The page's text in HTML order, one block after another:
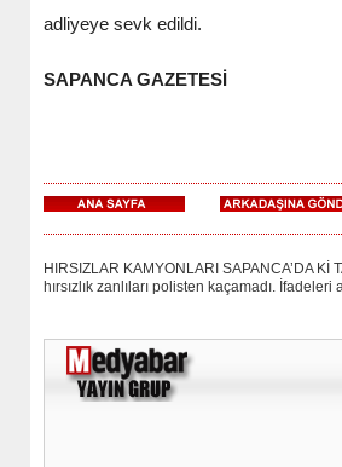
adliyeye sevk edildi.
SAPANCA GAZETESİ
HIRSIZLAR KAMYONLARI SAPANCA’DA
hırsızlık zanlıları polisten kaçamadı.